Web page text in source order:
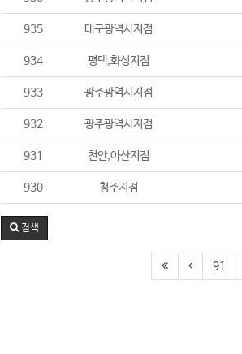
935 대구광역시지점
934 평택,화성지점
933 광주광역시지점
932 광주광역시지점
931 천안,아산지점
930 청주지점
검색
91